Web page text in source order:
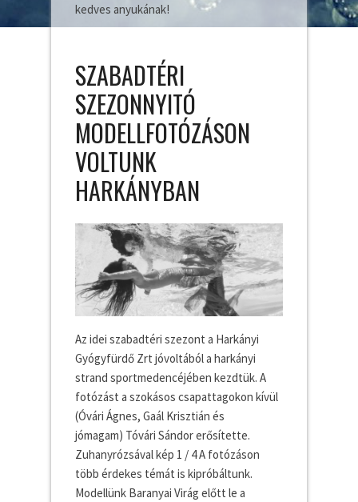
kedves anyukának!
SZABADTÉRI
SZEZONNYITÓ
MODELLFOTÓZÁSON
VOLTUNK
HARKÁNYBAN
Az idei szabadtéri szezont a Harkányi
Gyógyfürdő Zrt jóvoltából a harkányi
strand sportmedencéjében kezdtük. A
fotózást a szokásos csapattagokon kívül
(Óvári Ágnes, Gaál Krisztián és
jómagam) Tóvári Sándor erősítette.
Zuhanyrózsával kép 1 / 4 A fotózáson
több érdekes témát is kipróbáltunk.
Modellünk Baranyai Virág előtt le a